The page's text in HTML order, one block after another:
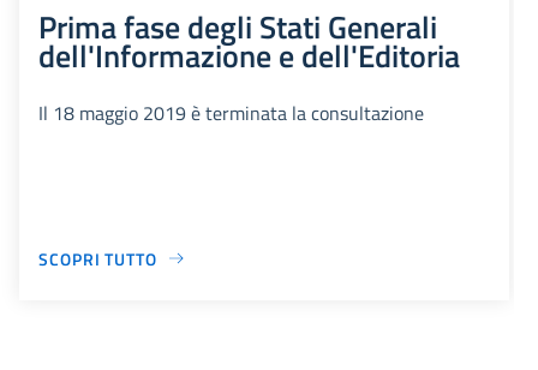
Prima fase degli Stati Generali
dell'Informazione e dell'Editoria
Il 18 maggio 2019 è terminata la consultazione
SCOPRI TUTTO